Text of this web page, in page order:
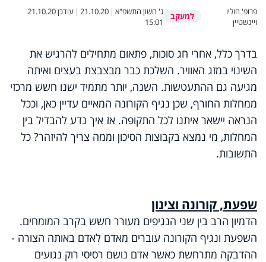
פרופ' חוליו
ויינשטיין
למעקב ג' חשון התשפ"א |
21.10.20
| עודכן21.10.20
15:01
בדרך כלל, אחרי חג סוכות, פתאום מתחילים להרגיש את
השינוי במזג האוויר. השלכת כבר מבצבצת בעצים ואיתה
מגיעה גם ההתעטשות. השנה, יותר מתמיד ישנו חשש מרכזי
ממחלות החורף, שכן נגיף הקורונה המאיים עדיין כאן, וככל
הנראה יישאר איתנו לכל התקופה. אז איך נדע להבדיל בין
המחלות, מי נמצא בקבוצות הסיכון וממה צריך להיזהר? כל
התשובות.
שפעת, קורונה וצינון
הדמיון הרב בין שני הנגיפים מעורר חשש בקרב המומחים.
השפעת ונגיף הקורונה עוברים מאדם לאדם באותה הצורה -
ההדבקה מתרחשת כאשר אדם נושם רסיסי רוק נגועים